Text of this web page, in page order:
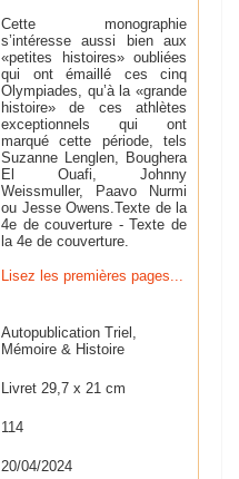
Cette monographie
s’intéresse aussi bien aux
«petites histoires» oubliées
qui ont émaillé ces cinq
Olympiades, qu’à la «grande
histoire» de ces athlètes
exceptionnels qui ont
marqué cette période, tels
Suzanne Lenglen, Boughera
El Ouafi, Johnny
Weissmuller, Paavo Nurmi
ou Jesse Owens.Texte de la
4e de couverture -Texte de
la 4e de couverture.
Lisez les premières pages...
Autopublication Triel,
Mémoire & Histoire
Livret 29,7 x 21 cm
114
20/04/2024